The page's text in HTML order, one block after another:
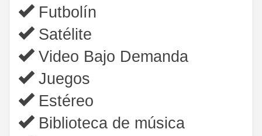
Futbolín
Satélite
Video Bajo Demanda
Juegos
Estéreo
Biblioteca de música